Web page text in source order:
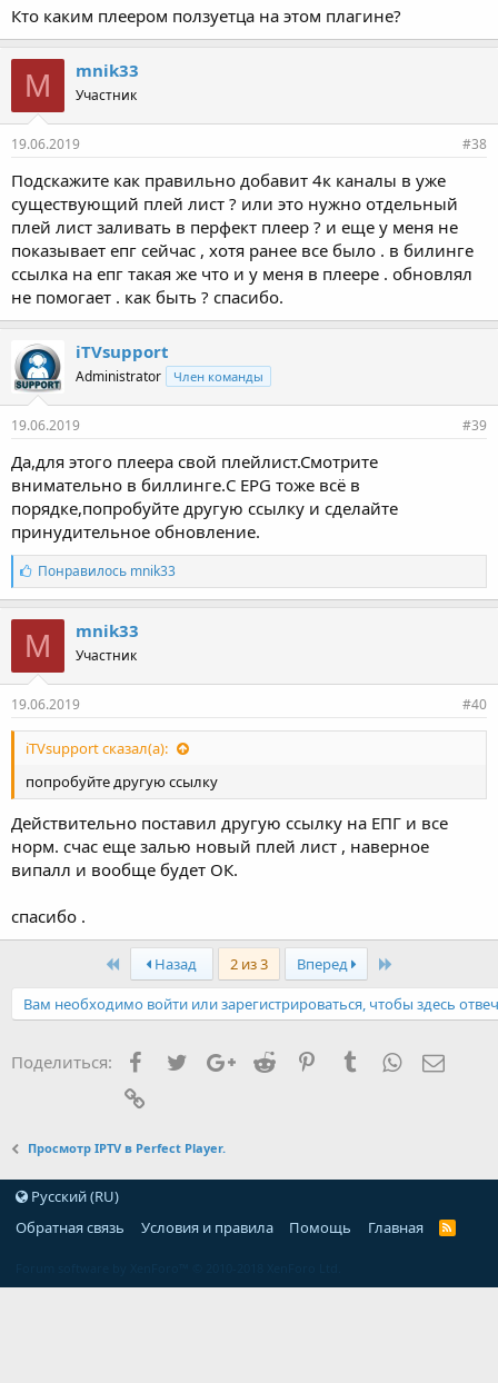
Кто каким плеером ползуетца на этом плагине?
M mnik33
Участник
19.06.2019 #38
Подскажите как правильно добавит 4к каналы в уже
существующий плей лист ? или это нужно отдельный
плей лист заливать в перфект плеер ? и еще у меня не
показывает епг сейчас , хотя ранее все было . в билинге
ссылка на епг такая же что и у меня в плеере . обновлял
не помогает . как быть ? спасибо.
iTVsupport
Administrator Член команды
19.06.2019 #39
Да,для этого плеера свой плейлист.Смотрите
внимательно в биллинге.C EPG тоже всё в
порядке,попробуйте другую ссылку и сделайте
принудительное обновление.
С
и
м
п
а
т
и
:
Понравилось mnik33
M mnik33
Участник
19.06.2019 #40
iTVsupport сказал(а):
попробуйте другую ссылку
Действительно поставил другую ссылку на ЕПГ и все
норм. счас еще залью новый плей лист , наверное
випалл и вообще будет ОК.
спасибо .
ПервыйНазад 2 из 3 Вперед
Вам необходимо войти или зарегистрироваться, чтобы здесь
Поделиться: FacebookTwitterGoogle+
Reddit PinterestTumblrWhatsApp
Просмотр IPTV в Perfect Player.
Русский (RU)
Обратная связь
Условия и правила Помощь Главная